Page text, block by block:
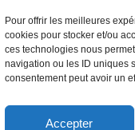
Pour offrir les meilleures
cookies pour stocker et/ou
ces technologies nous
navigation ou les ID uniques
consentement peut avoir un
Accepter